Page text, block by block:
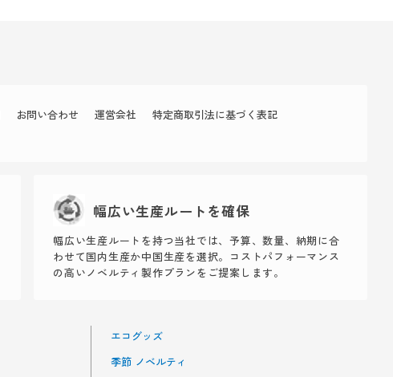
お問い合わせ 運営会社
特定商取引法に基づく表記
幅広い生産ルートを確保
幅広い生産ルートを持つ当社では、予算、数量、納期に合
わせて国内生産か中国生産を選択。コストパフォーマンス
の高いノベルティ製作プランをご提案します。
エコグッズ
季節 ノベルティ